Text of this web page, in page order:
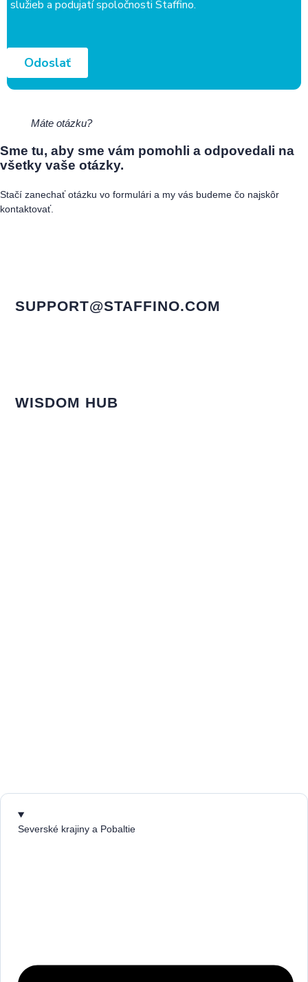
Máte otázku?
Sme tu, aby sme vám pomohli a odpovedali na
všetky vaše otázky.
Stačí zanechať otázku vo formulári a my vás budeme čo najskôr
kontaktovať.
SUPPORT@STAFFINO.COM
WISDOM HUB
Severské krajiny a Pobaltie